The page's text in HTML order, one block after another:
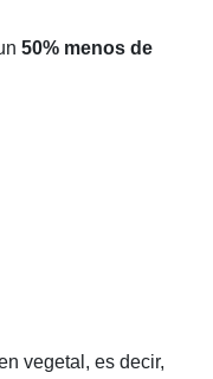
50% menos de
vegetal, es decir,